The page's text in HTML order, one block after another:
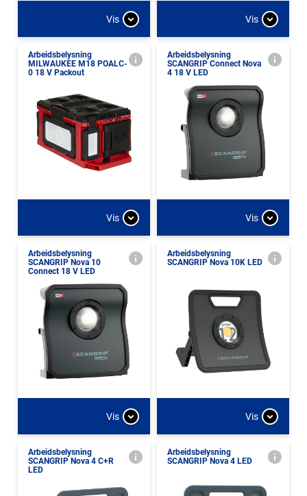
Vis Vis
Arbeidsbelysning
MILWAUKEE M18 POALC-
0 18 V Packout
Vis
Arbeidsbelysning
SCANGRIP Connect Nova
4 18 V LED
Vis
Arbeidsbelysning
SCANGRIP Nova 10
Connect 18 V LED
Vis
Arbeidsbelysning
SCANGRIP Nova 10K LED
Vis
Arbeidsbelysning
SCANGRIP Nova 4 C+R
LED
Arbeidsbelysning
SCANGRIP Nova 4 LED